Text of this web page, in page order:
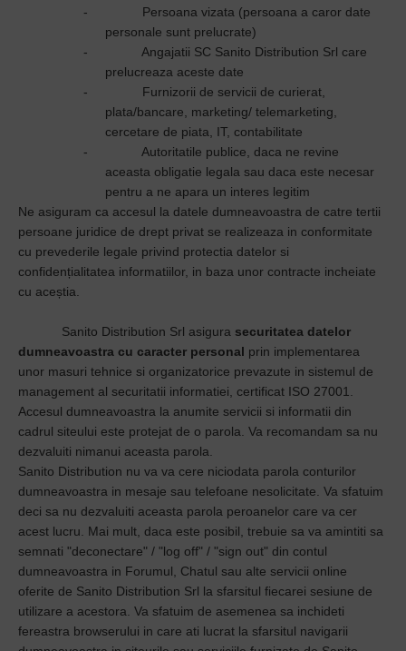
-
Persoana vizata (persoana a caror date
personale sunt prelucrate)
-
Angajatii SC Sanito Distribution Srl care
prelucreaza aceste date
-
Furnizorii de servicii de curierat,
plata/bancare, marketing/ telemarketing,
cercetare de piata, IT, contabilitate
-
Autoritatile publice, daca ne revine
aceasta obligatie legala sau daca este necesar
pentru a ne apara un interes legitim
Ne asiguram ca accesul la datele dumneavoastra de catre tertii
persoane juridice de drept privat se realizeaza in conformitate
cu prevederile legale privind protectia datelor si
confidențialitatea informatiilor, in baza unor contracte incheiate
cu aceștia.
Sanito Distribution Srl asigura securitatea datelor
dumneavoastra cu caracter personal prin implementarea
unor masuri tehnice si organizatorice prevazute in sistemul de
management al securitatii informatiei, certificat ISO 27001.
Accesul dumneavoastra la anumite servicii si informatii din
cadrul siteului este protejat de o parola. Va recomandam sa nu
dezvaluiti nimanui aceasta parola.
Sanito Distribution nu va va cere niciodata parola conturilor
dumneavoastra in mesaje sau telefoane nesolicitate. Va sfatuim
deci sa nu dezvaluiti aceasta parola peroanelor care va cer
acest lucru. Mai mult, daca este posibil, trebuie sa va amintiti sa
semnati "deconectare" / "log off" / "sign out" din contul
dumneavoastra in Forumul, Chatul sau alte servicii online
oferite de Sanito Distribution Srl la sfarsitul fiecarei sesiune de
utilizare a acestora. Va sfatuim de asemenea sa inchideti
fereastra browserului in care ati lucrat la sfarsitul navigarii